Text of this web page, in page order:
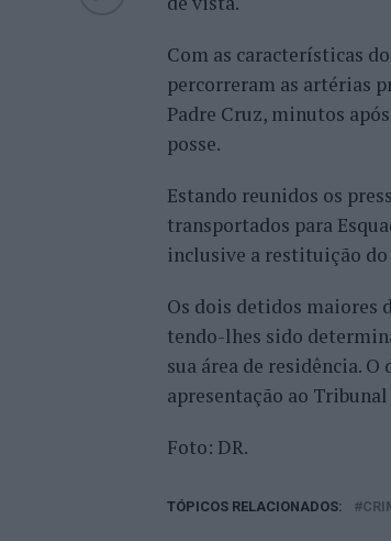
Com as características
percorreram as artérias
Padre Cruz, minutos
posse.
Estando reunidos os
transportados para
inclusive a restituição
Os dois detidos maiores
tendo-lhes sido
sua área de residência.
apresentação ao
Foto: DR.
TÓPICOS RELACIONADOS: